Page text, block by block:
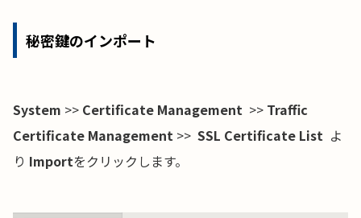
秘密鍵のインポート
System >> Certificate Management >> Traffic
Certificate Management >> SSL Certificate List よ
り Importをクリックします。